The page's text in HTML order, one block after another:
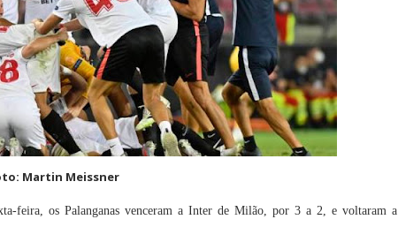
Martin Meissner
feira, os Palanganas venceram a Inter de Milão, por 3 a 2, e voltaram a